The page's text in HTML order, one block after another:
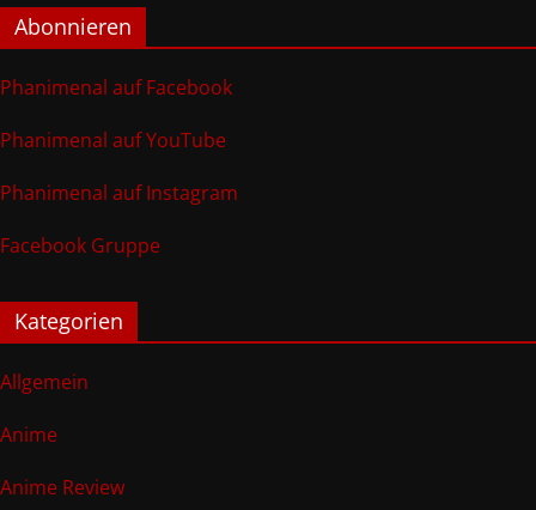
Abonnieren
Phanimenal auf Facebook
Phanimenal auf YouTube
Phanimenal auf Instagram
Facebook Gruppe
Kategorien
Allgemein
Anime
Anime Review